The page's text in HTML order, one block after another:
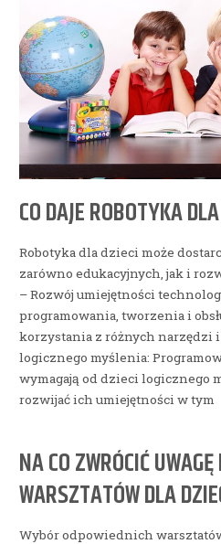
CO DAJE ROBOTYKA
Robotyka dla dzieci może
zarówno edukacyjnych, jak i
– Rozwój umiejętności
programowania, tworzenia i
korzystania z różnych narzędzi
logicznego myślenia:
wymagają od dzieci logicznego
rozwijać ich umiejętności w tym
NA CO ZWRÓCIĆ
WARSZTATÓW DLA
Wybór odpowiednich